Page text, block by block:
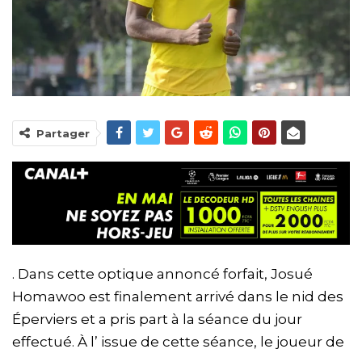
Partager
. Dans cette optique annoncé forfait, Josué
Homawoo est finalement arrivé dans le nid des
Éperviers et a pris part à la séance du jour
effectué. À l’ issue de cette séance, le joueur de